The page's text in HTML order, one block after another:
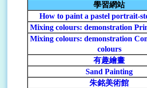
學習網站
How to paint a pastel portrait-
Mixing colours: demonstration
Mixing colours: demonstration
colours
有趣繪畫
Sand Painting
朱銘美術館